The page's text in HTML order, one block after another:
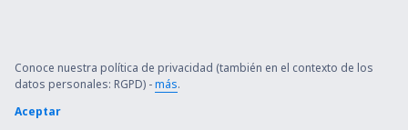
Conoce nuestra política de privacidad (también en el contexto de los
datos personales: RGPD) -más.
Aceptar